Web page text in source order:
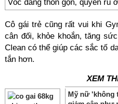
Vóc dáng thon gọn, quyến rũ
Cô gái trẻ cũng rất vui khi
cân đối, khỏe khoắn, tăng
Clean có thể giúp các sắc tố
tắn hơn.
XEM
Mỹ nữ 'không